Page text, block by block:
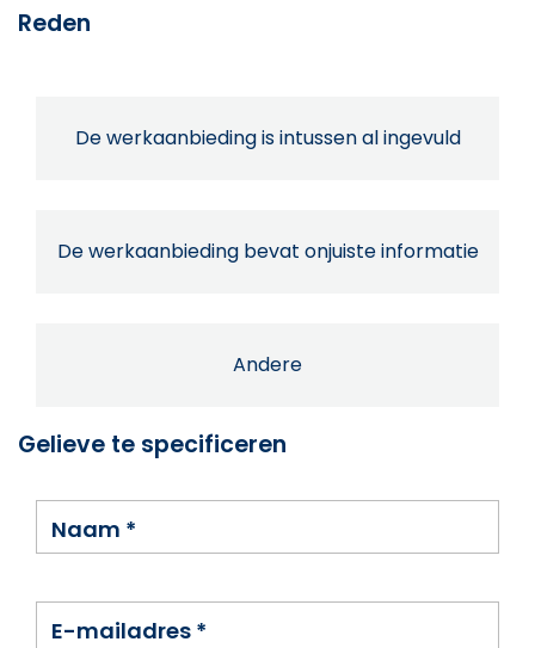
Reden
De werkaanbieding is intussen al ingevuld
De werkaanbieding bevat onjuiste informatie
Andere
Gelieve te specificeren
Naam *
E-mailadres *